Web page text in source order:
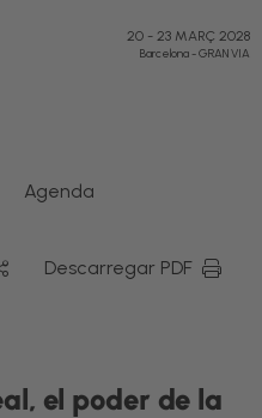
20 - 23 MARÇ 2028
Barcelona-GRAN VIA
Agenda
Descarregar PDF
el poder de la